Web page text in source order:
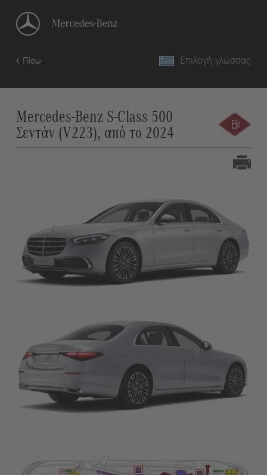
Πίσω Επιλογή γλώσσας
Mercedes-Benz S-Class 500
Σεντάν (V223), από το 2024